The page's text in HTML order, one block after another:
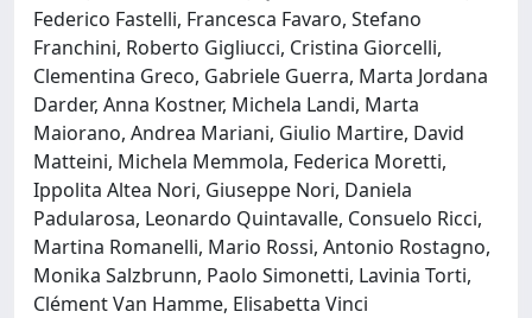
Federico Fastelli, Francesca Favaro, Stefano
Franchini, Roberto Gigliucci, Cristina Giorcelli,
Clementina Greco, Gabriele Guerra, Marta Jordana
Darder, Anna Kostner, Michela Landi, Marta
Maiorano, Andrea Mariani, Giulio Martire, David
Matteini, Michela Memmola, Federica Moretti,
Ippolita Altea Nori, Giuseppe Nori, Daniela
Padularosa, Leonardo Quintavalle, Consuelo Ricci,
Martina Romanelli, Mario Rossi, Antonio Rostagno,
Monika Salzbrunn, Paolo Simonetti, Lavinia Torti,
Clément Van Hamme, Elisabetta Vinci